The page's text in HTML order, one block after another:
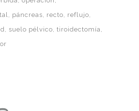
páncreas recto
reflujo
suelo pélvico tiroidectomía